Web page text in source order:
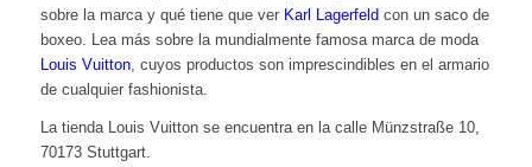
sobre la marca y qué tiene que ver Karl Lagerfeld con un saco de
boxeo. Lea más sobre la mundialmente famosa marca de moda
Louis Vuitton, cuyos productos son imprescindibles en el armario
de cualquier fashionista.
La tienda Louis Vuitton se encuentra en la calle Münzstraße 10,
70173 Stuttgart.